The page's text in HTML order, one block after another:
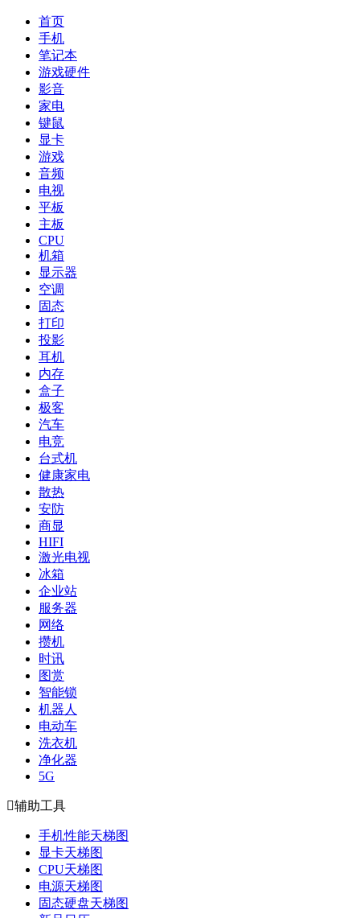
首页
手机
笔记本
游戏硬件
影音
家电
键鼠
显卡
游戏
音频
电视
平板
主板
CPU
机箱
显示器
空调
固态
打印
投影
耳机
内存
盒子
极客
汽车
电竞
台式机
健康家电
散热
安防
商显
HIFI
激光电视
冰箱
企业站
服务器
网络
攒机
时讯
图赏
智能锁
机器人
电动车
洗衣机
净化器
5G
辅助工具
手机性能天梯图
显卡天梯图
CPU天梯图
电源天梯图
固态硬盘天梯图